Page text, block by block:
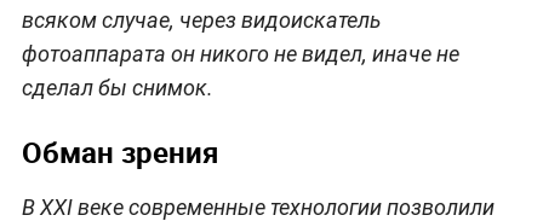
всяком случае, через видоискатель
фотоаппарата он никого не видел, иначе не
сделал бы снимок.
Обман зрения
В XXI веке современные технологии позволили